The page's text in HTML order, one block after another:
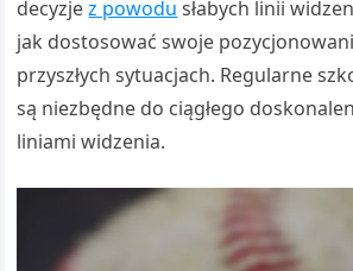
decyzjez powodu słabych linii
jak dostosować swoje
przyszłych sytuacjach. Regularne
są niezbędne do ciągłego
liniami widzenia.